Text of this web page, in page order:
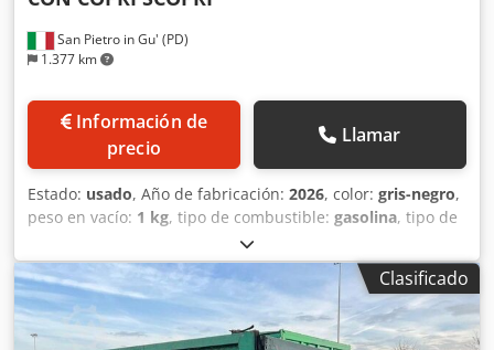
San Pietro in Gu' (PD)
1.377 km
Información de
precio
Llamar
Estado: usado, Año de fabricación: 2026, color: gris-negro,
peso en vacío: 1 kg, tipo de combustible: gasolina, tipo de
, TÍTULO: CONTENEDOR DE VOLTEO
NUEVO CON TAPA DE APERTURA MANUAL, RESISTENTE,
PARA MATERIALES INERTES, PUERTA TRASERA DE UNA
SOLA HOJA, HERMÉTICA. GANCHO AUMENTADO DE 600
MM MÁS REFUERZO EN EL PUNTO DE FLEXIÓN DE LA PARTE
Clasificado